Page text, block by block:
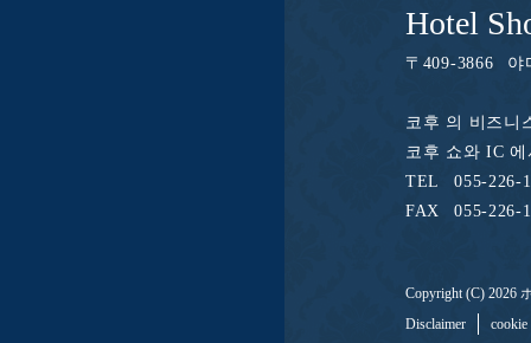
Hotel
〒 409-3866 야
코후 의 비즈니
코후 쇼와 IC
TEL
055-226-
FAX
055-226-
Copyright (C) 2026
Disclaimer